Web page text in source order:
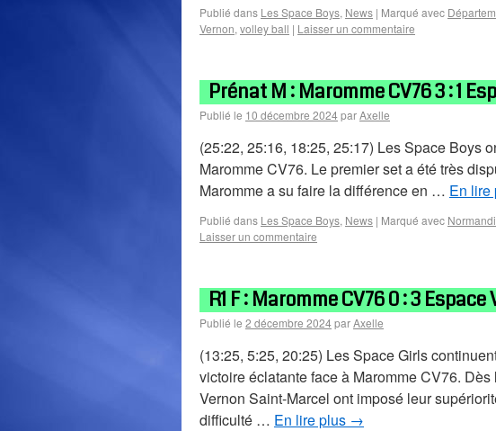
Publié dans Les Space Boys, News | Marqué avec
Vernon, volley ball | Laisser un commentaire
Prénat M : Maromme CV76 3 : 1
Publié le 10 décembre 2024parAxelle
(25:22, 25:16, 18:25, 25:17) Les Space Boys
Maromme CV76. Le premier set a été très
Maromme a su faire la différence en … En lire
Publié dans Les Space Boys, News | Marqué avec
Laisser un commentaire
R1 F : Maromme CV76 0 : 3
Publié le 2 décembre 2024parAxelle
(13:25, 5:25, 20:25) Les Space Girls
victoire éclatante face à Maromme CV76.
Vernon Saint-Marcel ont imposé leur
difficulté … En lire plus →